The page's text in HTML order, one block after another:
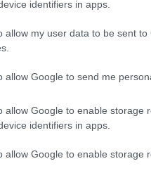
identifiers in apps.
allow my user data to be sent
allow Google to send me
allow Google to enable storage
identifiers in apps.
allow Google to enable storage
il riciclo e la
verdi, come
della vita, ma
società civile
per il